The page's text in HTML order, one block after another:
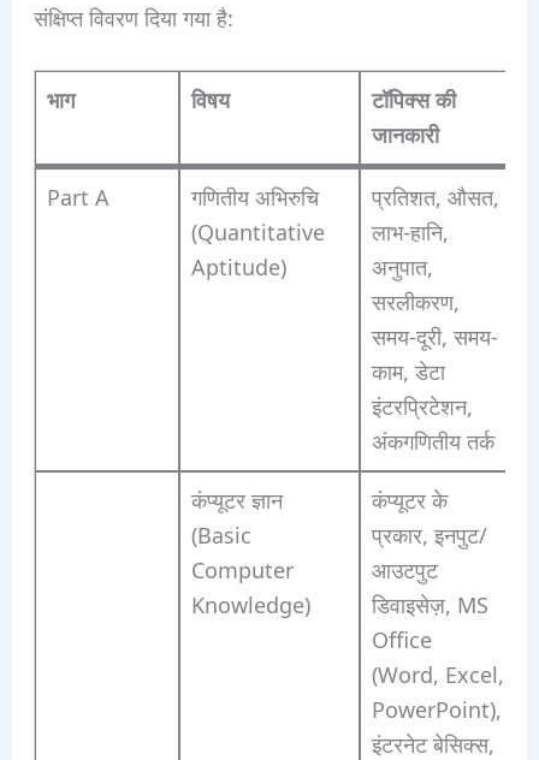
संक्षिप्त विवरण दिया गया है:
भाग विषय
टॉपिक्स की
जानकारी
Part A
गणितीय अभिरुचि
(Quantitative
Aptitude)
प्रतिशत, औसत,
लाभ-हानि,
अनुपात,
सरलीकरण,
समय-दूरी, समय-
काम, डेटा
इंटरप्रिटेशन,
अंकगणितीय तर्क
कंप्यूटर ज्ञान
(Basic
Computer
Knowledge)
कंप्यूटर के
प्रकार, इनपुट/
आउटपुट
डिवाइसेज़, MS
Office
(Word, Excel,
PowerPoint),
इंटरनेट बेसिक्स,